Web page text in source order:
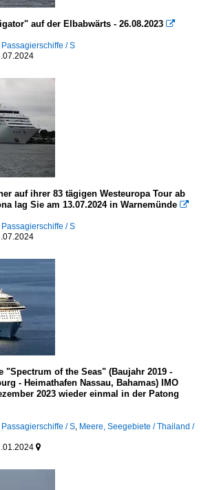
auf der Elbabwärts - 26.08.2023 
/ S
auf ihrer 83 tägigen Westeuropa Tour ab
lag Sie am 13.07.2024 in Warnemünde 
/ S
"Spectrum of the Seas" (Baujahr 2019 -
- Heimathafen Nassau, Bahamas) IMO
2023 wieder einmal in der Patong
/ S, Meere, Seegebiete / Thailand /
